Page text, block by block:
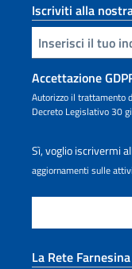
Iscriviti alla
Inserisci la tua email
Accettazione
Autorizzo il trattamento
Decreto Legislativo 30
Sì, voglio iscrivermi
aggiornamenti sulle
La Rete Farnesina